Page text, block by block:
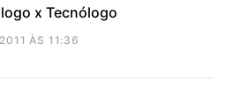
x Tecnólogo
ÀS 11:36